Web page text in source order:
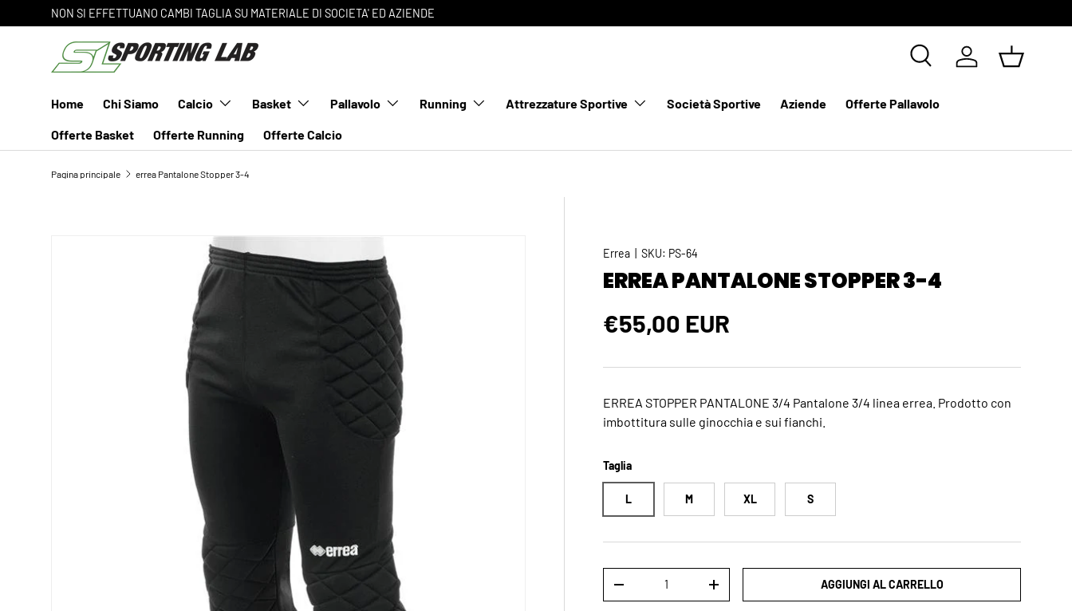
PASSA AI CONTENUTI
NON SI EFFETTUANO CAMBI TAGLIA SU MATERIALE DI SOCIETA' ED AZIENDE
Cerca Accedi Cestino
Home Chi Siamo Calcio Basket Pallavolo Running Attrezzature Sportive Società Sportive Aziende Offerte Pallavolo
Offerte Basket Offerte Running Offerte Calcio
Pagina principale errea Pantalone Stopper 3-4
Errea |SKU: PS-64
ERREA PANTALONE STOPPER 3-4
€55,00 EUR
ERREA STOPPER PANTALONE 3/4 Pantalone 3/4 linea errea. Prodotto con
imbottitura sulle ginocchia e sui fianchi.
Taglia
L M XL S
-
+ AGGIUNGI AL CARRELLO